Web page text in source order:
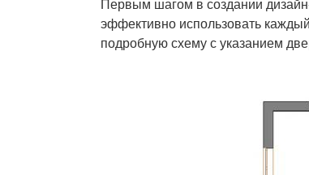
эффективно использовать
подробную схему с указанием